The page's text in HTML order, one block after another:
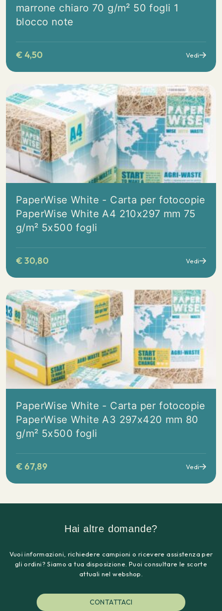
marrone chiaro 70 g/m² 50 fogli 1
blocco note
€ 4,50 Vedi
PaperWise White - Carta per fotocopie
PaperWise White A4 210x297 mm 75
g/m² 5x500 fogli
€30,80 Vedi
PaperWise White - Carta per fotocopie
PaperWise White A3 297x420 mm 80
g/m² 5x500 fogli
€ 67,89 Vedi
Hai altre domande?
Vuoi informazioni, richiedere campioni o ricevere assistenza per
gli ordini? Siamo a tua disposizione. Puoi consultare le scorte
attuali nel webshop.
CONTATTACI